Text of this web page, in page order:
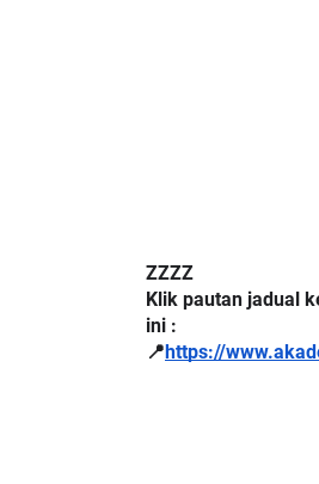
ZZZZ
Klik pautan jadual
ini :
📍 https://